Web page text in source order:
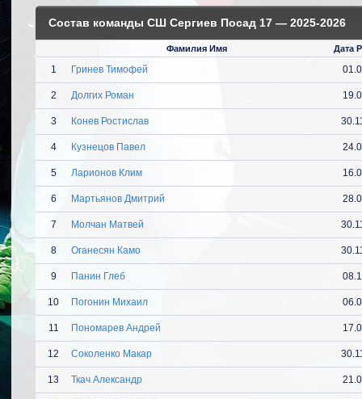
Состав команды СШ Сергиев Посад 17 — 2025-2026
Фамилия Имя Дата
1 Гринев Тимофей
2 Долгих Роман
3 Конев Ростислав
4 Кузнецов Павел
5 Ларионов Клим
6 Мартьянов Дмитрий
7 Молчан Матвей
8 Оганесян Камо
9 Панин Глеб
10 Погонин Михаил
11 Пономарев Андрей
12 Соколенко Макар
13 Ткач Александр